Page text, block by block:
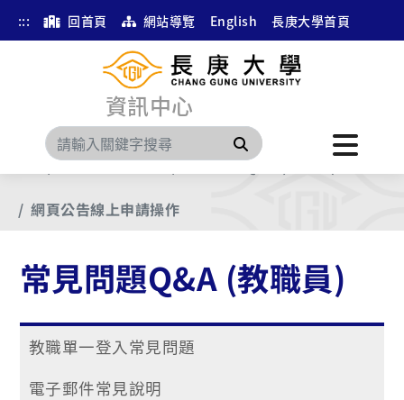
::: 回首頁 網站導覽 English 長庚大學首頁
資訊中心
搜尋
第二階以後文件
常見問題Q&A (教職員)
網頁公告線上申請操作
常見問題Q&A (教職員)
教職單一登入常見問題
電子郵件常見說明